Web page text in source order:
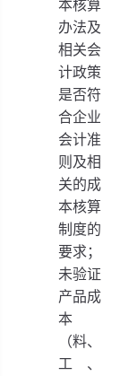
本核算
办法及
相关会
计政策
是否符
合企业
会计准
则及相
关的成
本核算
制度的
要求；
未验证
产品成
本
（料、
工、